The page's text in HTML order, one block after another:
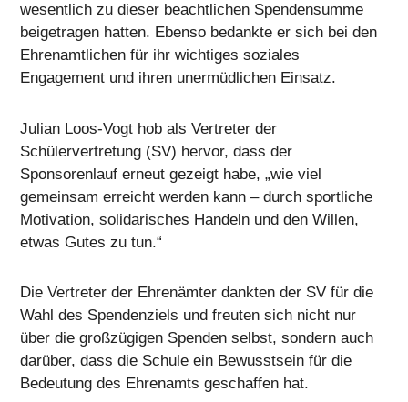
wesentlich zu dieser beachtlichen Spendensumme
beigetragen hatten. Ebenso bedankte er sich bei den
Ehrenamtlichen für ihr wichtiges soziales
Engagement und ihren unermüdlichen Einsatz.
Julian Loos-Vogt hob als Vertreter der
Schülervertretung (SV) hervor, dass der
Sponsorenlauf erneut gezeigt habe, „wie viel
gemeinsam erreicht werden kann – durch sportliche
Motivation, solidarisches Handeln und den Willen,
etwas Gutes zu tun.“
Die Vertreter der Ehrenämter dankten der SV für die
Wahl des Spendenziels und freuten sich nicht nur
über die großzügigen Spenden selbst, sondern auch
darüber, dass die Schule ein Bewusstsein für die
Bedeutung des Ehrenamts geschaffen hat.